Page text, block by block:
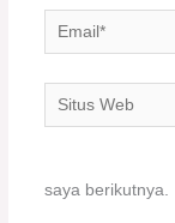
Email*
Situs
Web
saya berikutnya.